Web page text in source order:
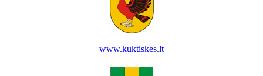
www.kuktiskes.lt